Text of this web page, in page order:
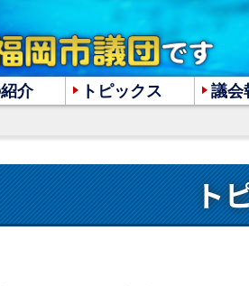
ト
介 トピックス 議会